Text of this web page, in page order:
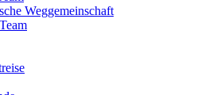
Weggemeinschaft